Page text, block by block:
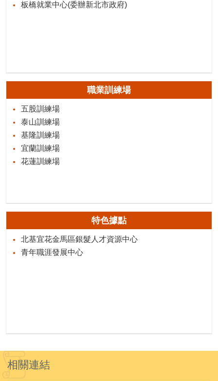
板橋就業中心(委辦新北市政府)
職業訓練場
五股訓練場
泰山訓練場
基隆訓練場
宜蘭訓練場
花蓮訓練場
特色據點
北基宜花金馬區銀髮人才資源中心
青年職涯發展中心
相關連結